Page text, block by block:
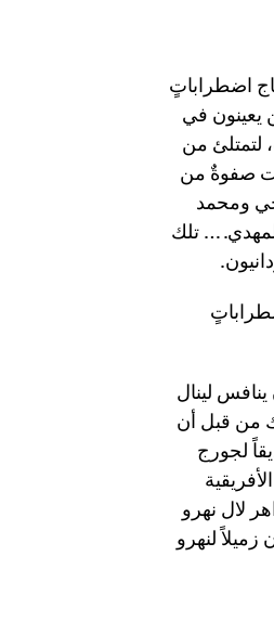
اضطراباتٍ
يعينون في
لتمتلئ من
صفوةٌ من
ومحمد
… تلك
لينال
من قبل أن
لجورج
لال نهرو
لنهرو